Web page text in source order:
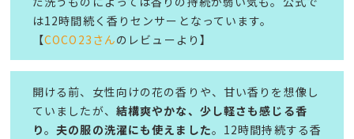
は12時間続く香りセンサーとなっています。
【COCO23さんのレビューより】
開ける前、女性向けの花の香りや、甘い香りを想像し
ていましたが、 結構爽やかな、少し軽さも感じる香
り。夫の服の洗濯にも使えました。12時間持続する香